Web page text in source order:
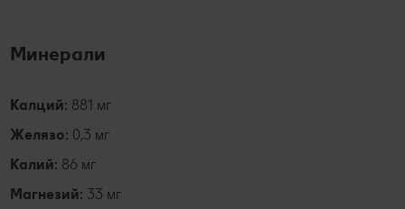
Минерали
Калций: 881 мг
Желязо: 0,3 мг
Калий: 86 мг
Магнезий: 33 мг